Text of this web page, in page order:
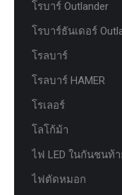
โรบาร์ Outlander
โรบาร์ธันเดอร์
โรลบาร์
โรลบาร์ HAMER
โรเลอร์
โลโก้ม้า
ไฟ LED ในกันชนท้
ไฟตัดหมอก